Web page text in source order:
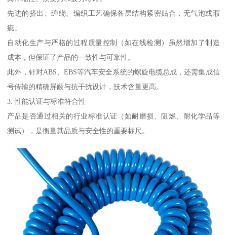
先进的挤出、缠绕、编织工艺确保各层结构紧密贴合，无气泡或瑕
疵。
自动化生产与严格的过程质量控制（如在线检测）虽然增加了制造
成本，但保证了产品的一致性与可靠性。
此外，针对ABS、EBS等汽车安全系统的螺旋电缆总成，还需集成信
号传输的精确屏蔽与抗干扰设计，技术含量更高。
3. 性能认证与标准符合性
产品是否通过相关的行业标准认证（如耐磨损、阻燃、耐化学品等
测试），是衡量其品质与安全性的重要标尺。